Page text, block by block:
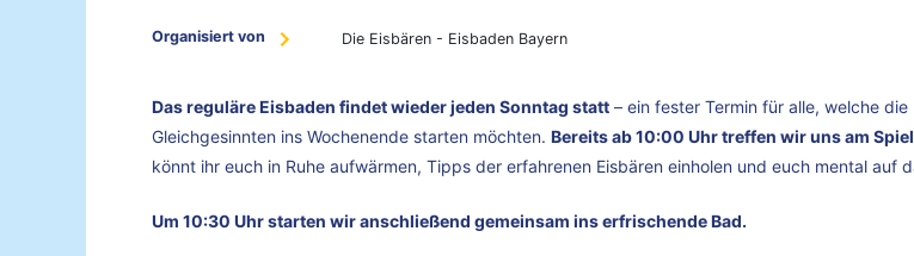
Organisiert von Die Eisbären - Eisbaden Bayern
Das reguläre Eisbaden findet wieder jeden Sonntag statt – ein fester Termin für alle, welche
Gleichgesinnten ins Wochenende starten möchten. Bereits ab 10:00 Uhr treffen wir uns am
könnt ihr euch in Ruhe aufwärmen, Tipps der erfahrenen Eisbären einholen und euch mental auf
Um 10:30 Uhr starten wir anschließend gemeinsam ins erfrischende Bad.